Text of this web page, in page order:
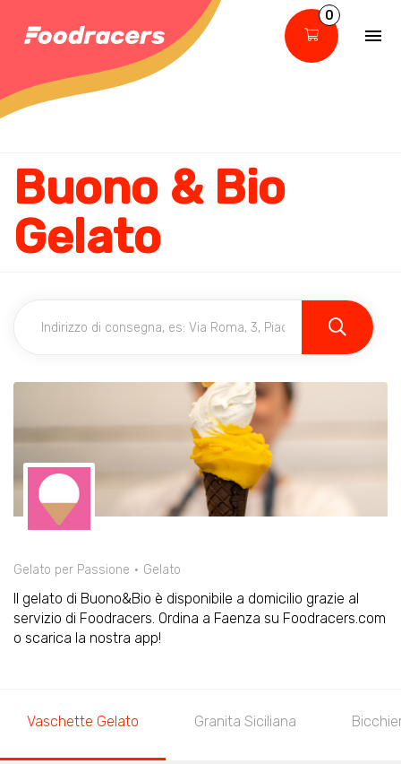
0
Buono & Bio
Gelato
Gelato per Passione Gelato
Il gelato di Buono&Bio è disponibile a domicilio grazie al
servizio di Foodracers. Ordina a Faenza su Foodracers.com
o scarica la nostra app!
Vaschette Gelato Granita Siciliana